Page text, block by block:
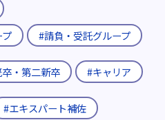
#請負・受託グループ
・第二新卒 #キャリア
#エキスパート補佐